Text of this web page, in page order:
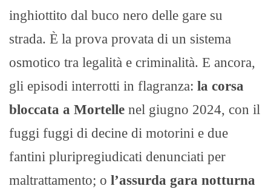
inghiottito dal buco nero delle gare su
strada. È la prova provata di un sistema
osmotico tra legalità e criminalità. E ancora,
gli episodi interrotti in flagranza: la corsa
bloccata a Mortelle nel giugno 2024, con il
fuggi fuggi di decine di motorini e due
fantini pluripregiudicati denunciati per
maltrattamento; o l’assurda gara notturna